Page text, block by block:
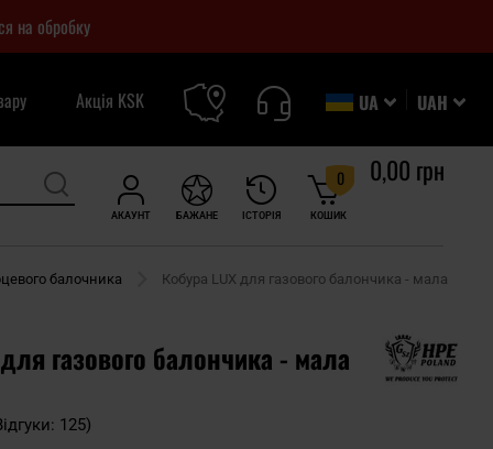
на обробку
UAH
UA
Акція KSK
АКАУНТ ІСТОРІЯ
БАЖАНЕ КОШИК
0 0,00 грн
балочника Кобура LUX для газового балончика - мала
газового балончика - мала
125)